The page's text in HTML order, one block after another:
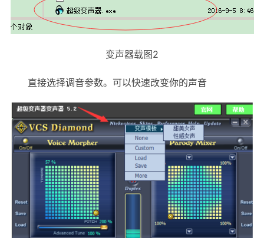
变声器载图2
直接选择调音参数。可以快速改变你的声音